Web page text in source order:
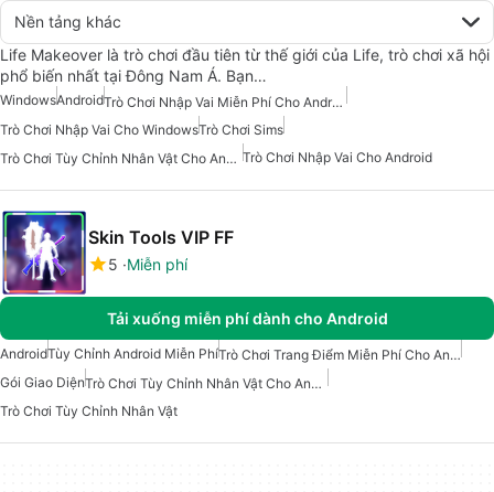
Nền tảng khác
Life Makeover là trò chơi đầu tiên từ thế giới của Life, trò chơi xã hội
phổ biến nhất tại Đông Nam Á. Bạn…
WindowsAndroid
Trò Chơi Nhập Vai Miễn Phí Cho Android
Trò Chơi Nhập Vai Cho WindowsTrò Chơi Sims
Trò Chơi Tùy Chỉnh Nhân Vật Cho Android Trò Chơi Nhập Vai Cho Android
Skin Tools VIP FF
5 Miễn phí
Tải xuống miễn phí dành cho Android
AndroidTùy Chỉnh Android Miễn Phí
Trò Chơi Trang Điểm Miễn Phí Cho Android
Gói Giao Diện
Trò Chơi Tùy Chỉnh Nhân Vật Cho Android
Trò Chơi Tùy Chỉnh Nhân Vật